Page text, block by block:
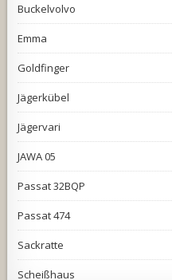
Buckelvolvo
Emma
Goldfinger
Jägerkübel
Jägervari
JAWA 05
Passat 32BQP
Passat 474
Sackratte
Scheißhaus